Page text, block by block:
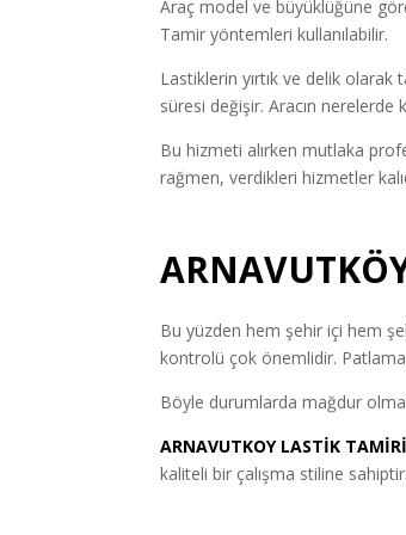
Araç model ve büyüklüğüne
Tamir yöntemleri kullanılabilir.
Lastiklerin yırtık ve delik
süresi değişir. Aracın nerelerde
Bu hizmeti alırken mutlaka
rağmen, verdikleri hizmetler
Bu yüzden hem şehir içi hem
kontrolü çok önemlidir. Patlama,
Böyle durumlarda mağdur
ARNAVUTKOY LASTİK TAMİRİ
kaliteli bir çalışma stiline